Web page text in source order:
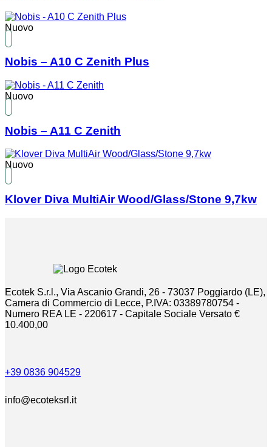
Nuovo
Nobis – A10 C Zenith Plus
Nuovo
Nobis – A11 C Zenith
Nuovo
Klover Diva MultiAir Wood/Glass/Stone 9,7kw
Ecotek S.r.l., Via Ascanio Grandi, 26 - 73037 Poggiardo (LE),
Camera di Commercio di Lecce, P.IVA: 03389780754 -
Numero REA LE - 220617 - Capitale Sociale Versato €
10.400,00
+39 0836 904529
info@ecoteksrl.it